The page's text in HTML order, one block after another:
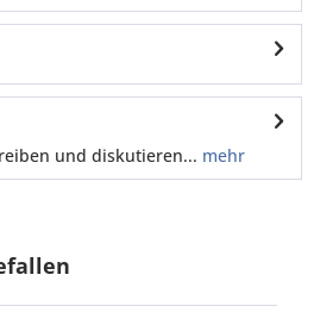
und diskutieren... mehr